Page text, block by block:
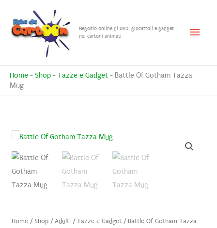
contenuto
Negozio online di DVD, giocattoli e gadget
dei cartoni animati
Menu
Home - Shop - Tazze e Gadget - Battle Of Gotham Tazza
Mug
Home/ Shop/Adulti/Tazze e Gadget/ Battle Of Gotham Tazza